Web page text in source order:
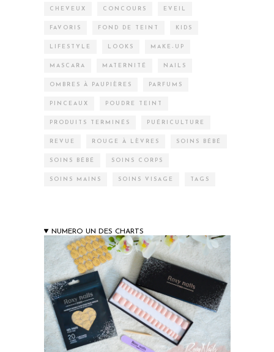
CHEVEUX CONCOURS EVEIL
FAVORIS FOND DE TEINT KIDS
LIFESTYLE LOOKS MAKE-UP
MASCARA MATERNITÉ NAILS
OMBRES À PAUPIÈRES PARFUMS
PINCEAUX POUDRE TEINT
PRODUITS TERMINÉS PUÉRICULTURE
REVUE ROUGE À LÈVRES SOINS BÉBÉ
SOINS BÉBÉ SOINS CORPS
SOINS MAINS SOINS VISAGE TAGS
NUMERO UN DES CHARTS